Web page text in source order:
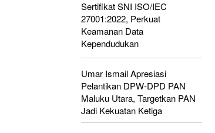
Sertifikat SNI ISO/IEC
27001:2022, Perkuat
Keamanan Data
Kependudukan
Umar Ismail Apresiasi
Pelantikan DPW-DPD PAN
Maluku Utara, Targetkan PAN
Jadi Kekuatan Ketiga